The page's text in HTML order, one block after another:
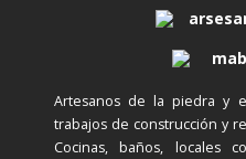
Artesanos de la piedra y
trabajos de construcción y
Cocinas, baños, locales